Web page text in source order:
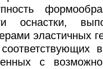
оснастки,
эластичных
с